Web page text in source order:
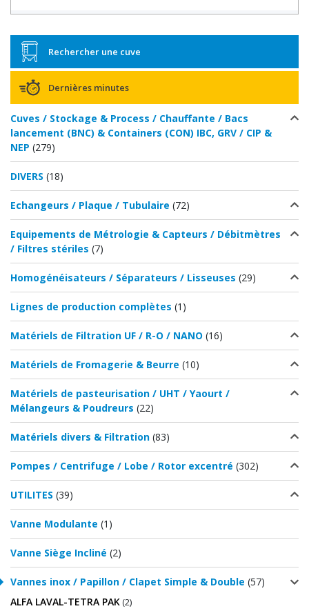
Rechercher une cuve
Dernières minutes
Cuves / Stockage & Process / Chauffante / Bacs
lancement (BNC) & Containers (CON) IBC, GRV / CIP &
NEP (279)
DIVERS (18)
Echangeurs / Plaque / Tubulaire (72)
Equipements de Métrologie & Capteurs / Débitmètres
/ Filtres stériles (7)
Homogénéisateurs / Séparateurs / Lisseuses (29)
Lignes de production complètes (1)
Matériels de Filtration UF / R-O / NANO (16)
Matériels de Fromagerie & Beurre (10)
Matériels de pasteurisation / UHT / Yaourt /
Mélangeurs & Poudreurs (22)
Matériels divers & Filtration (83)
Pompes / Centrifuge / Lobe / Rotor excentré (302)
UTILITES (39)
Vanne Modulante (1)
Vanne Siège Incliné (2)
Vannes inox / Papillon / Clapet Simple & Double (57)
ALFA LAVAL-TETRA PAK(2)